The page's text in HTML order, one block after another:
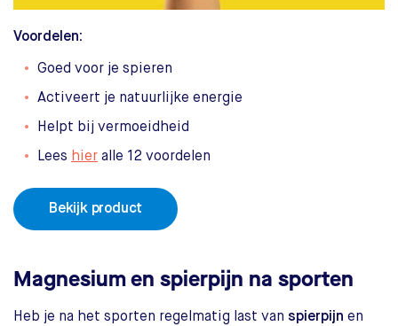
Voordelen:
Goed voor je spieren
Activeert je natuurlijke energie
Helpt bij vermoeidheid
Lees hier alle 12 voordelen
Bekijk product
Magnesium en spierpijn na sporten
Heb je na het sporten regelmatig last van spierpijn en